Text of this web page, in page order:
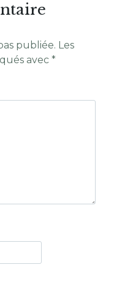
publiée. Les
avec *